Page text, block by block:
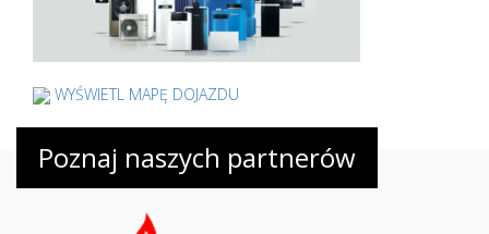
WYŚWIETL MAPĘ DOJAZDU
Poznaj naszych partnerów